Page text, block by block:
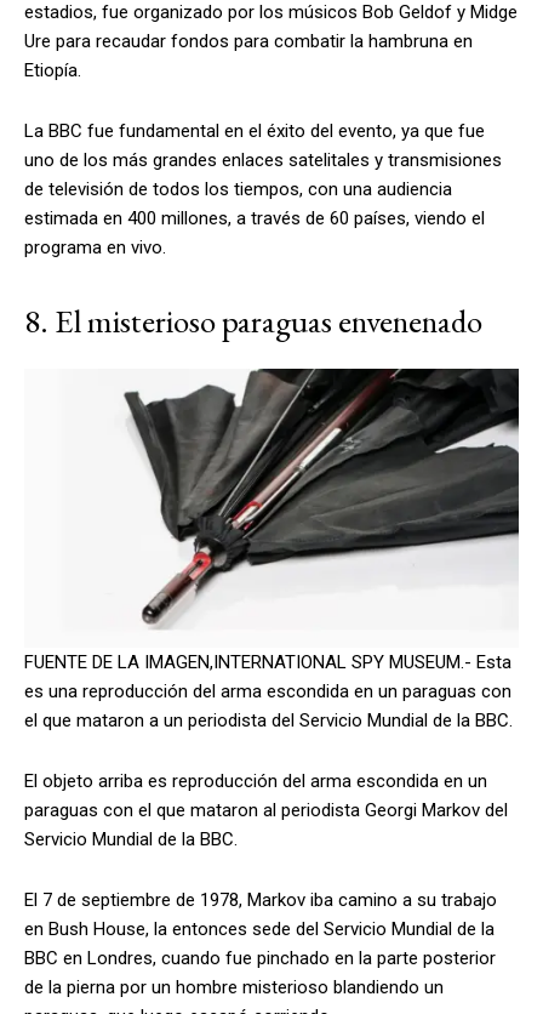
estadios, fue organizado por los músicos Bob Geldof y Midge
Ure para recaudar fondos para combatir la hambruna en
Etiopía.
La BBC fue fundamental en el éxito del evento, ya que fue
uno de los más grandes enlaces satelitales y transmisiones
de televisión de todos los tiempos, con una audiencia
estimada en 400 millones, a través de 60 países, viendo el
programa en vivo.
8. El misterioso paraguas envenenado
FUENTE DE LA IMAGEN,INTERNATIONAL SPY MUSEUM.- Esta
es una reproducción del arma escondida en un paraguas con
el que mataron a un periodista del Servicio Mundial de la BBC.
El objeto arriba es reproducción del arma escondida en un
paraguas con el que mataron al periodista Georgi Markov del
Servicio Mundial de la BBC.
El 7 de septiembre de 1978, Markov iba camino a su trabajo
en Bush House, la entonces sede del Servicio Mundial de la
BBC en Londres, cuando fue pinchado en la parte posterior
de la pierna por un hombre misterioso blandiendo un